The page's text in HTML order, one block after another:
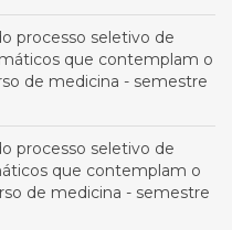
processo seletivo de
que contemplam o
de medicina - semestre
processo seletivo de
que contemplam o
de medicina - semestre